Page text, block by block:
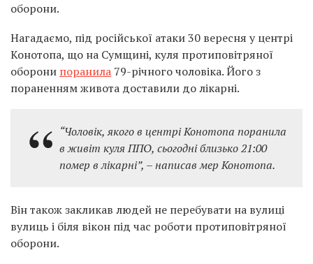
оборони.
Нагадаємо, під російської атаки 30 вересня у центрі
Конотопа, що на Сумщині, куля протиповітряної
оборони поранила 79-річного чоловіка. Його з
пораненням живота доставили до лікарні.
“Чоловік, якого в центрі Конотопа поранила
в живіт куля ППО, сьогодні близько 21:00
помер в лікарні”, – написав мер Конотопа.
Він також закликав людей не перебувати на вулиці
вулиць і біля вікон під час роботи протиповітряної
оборони.